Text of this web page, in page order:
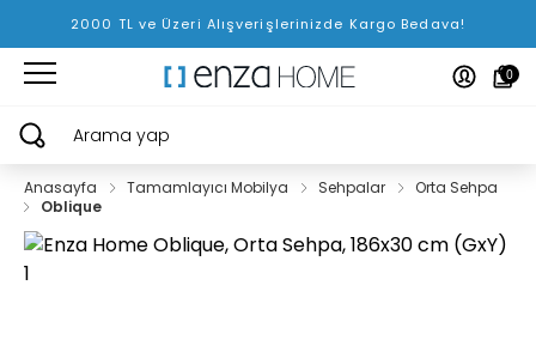
2000 TL ve Üzeri Alışverişlerinizde Kargo Bedava!
0
Arama yap
Anasayfa Tamamlayıcı Mobilya Sehpalar
Orta Sehpa
Oblique